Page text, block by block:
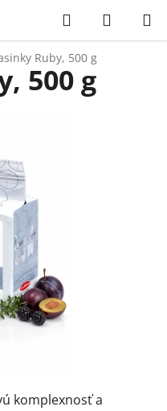
Hľadať
KOŠÍK
Ruby, 500 g
komplexnosť a
500 g